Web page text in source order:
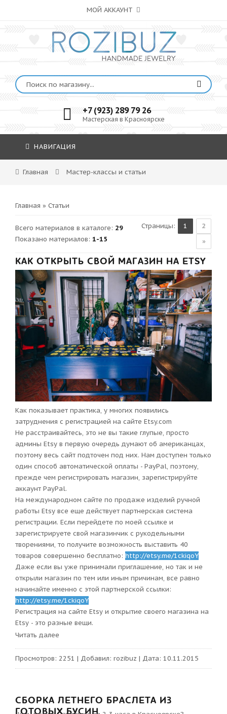
МОЙ АККАУНТ
+7 (923) 289 79 26
Мастерская в Красноярске
НАВИГАЦИЯ
Главная Мастер-классы и статьи
Главная » Статьи
Всего материалов в каталоге: 29
Показано материалов: 1-15
Страницы: 1
2
»
КАК ОТКРЫТЬ СВОЙ МАГАЗИН НА ETSY
Как показывает практика, у многих появились
затруднения с регистрацией на сайте Etsy.com
Не расстраивайтесь, это не вы такие глупые, просто
админы Etsy в первую очередь думают об американцах,
поэтому весь сайт подточен под них. Нам доступен только
один способ автоматической оплаты - PayPal, поэтому,
прежде чем регистрировать магазин, зарегистрируйте
аккаунт PayPal.
На международном сайте по продаже изделий ручной
работы Etsy все еще действует партнерская система
регистрации. Если перейдете по моей ссылке и
зарегистрируете свой магазинчик с рукодельными
творениями, то получите возможность выставить 40
товаров совершенно бесплатно: http://etsy.me/1ckiqoY
Даже если вы уже принимали приглашение, но так и не
открыли магазин по тем или иным причинам, все равно
начинайте именно с этой партнерской ссылки:
http://etsy.me/1ckiqoY
Регистрация на сайте Etsy и открытие своего магазина на
Etsy - это разные вещи.
Читать далее
Просмотров: 2251 | Добавил: rozibuz | Дата: 10.11.2015
СБОРКА ЛЕТНЕГО БРАСЛЕТА ИЗ